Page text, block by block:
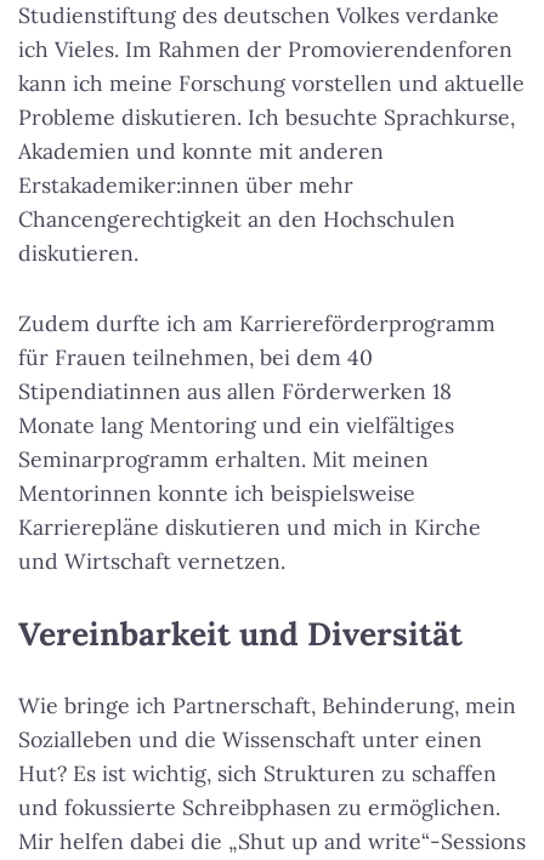
Studienstiftung des deutschen Volkes verdanke
ich Vieles. Im Rahmen der Promovierendenforen
kann ich meine Forschung vorstellen und aktuelle
Probleme diskutieren. Ich besuchte Sprachkurse,
Akademien und konnte mit anderen
Erstakademiker:innen über mehr
Chancengerechtigkeit an den Hochschulen
diskutieren.
Zudem durfte ich am Karriereförderprogramm
für Frauen teilnehmen, bei dem 40
Stipendiatinnen aus allen Förderwerken 18
Monate lang Mentoring und ein vielfältiges
Seminarprogramm erhalten. Mit meinen
Mentorinnen konnte ich beispielsweise
Karrierepläne diskutieren und mich in Kirche
und Wirtschaft vernetzen.
Vereinbarkeit und Diversität
Wie bringe ich Partnerschaft, Behinderung, mein
Sozialleben und die Wissenschaft unter einen
Hut? Es ist wichtig, sich Strukturen zu schaffen
und fokussierte Schreibphasen zu ermöglichen.
Mir helfen dabei die „Shut up and write“-Sessions